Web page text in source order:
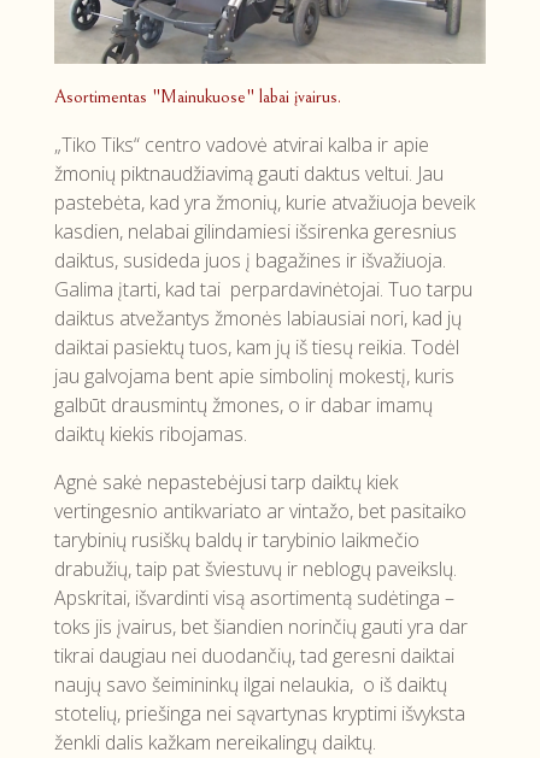
Asortimentas "Mainukuose" labai įvairus.
„Tiko Tiks“ centro vadovė atvirai kalba ir apie
žmonių piktnaudžiavimą gauti daktus veltui. Jau
pastebėta, kad yra žmonių, kurie atvažiuoja beveik
kasdien, nelabai gilindamiesi išsirenka geresnius
daiktus, susideda juos į bagažines ir išvažiuoja.
Galima įtarti, kad tai perpardavinėtojai. Tuo tarpu
daiktus atvežantys žmonės labiausiai nori, kad jų
daiktai pasiektų tuos, kam jų iš tiesų reikia. Todėl
jau galvojama bent apie simbolinį mokestį, kuris
galbūt drausmintų žmones, o ir dabar imamų
daiktų kiekis ribojamas.
Agnė sakė nepastebėjusi tarp daiktų kiek
vertingesnio antikvariato ar vintažo, bet pasitaiko
tarybinių rusiškų baldų ir tarybinio laikmečio
drabužių, taip pat šviestuvų ir neblogų paveikslų.
Apskritai, išvardinti visą asortimentą sudėtinga –
toks jis įvairus, bet šiandien norinčių gauti yra dar
tikrai daugiau nei duodančių, tad geresni daiktai
naujų savo šeimininkų ilgai nelaukia, o iš daiktų
stotelių, priešinga nei sąvartynas kryptimi išvyksta
ženkli dalis kažkam nereikalingų daiktų.